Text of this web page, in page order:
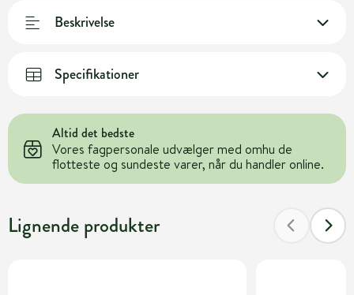
Beskrivelse
Specifikationer
Altid det bedste
Vores fagpersonale udvælger med omhu de
flotteste og sundeste varer, når du handler online.
Lignende produkter